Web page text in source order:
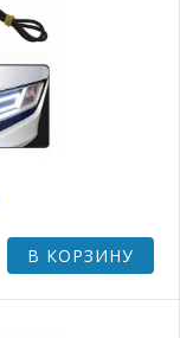
В КОРЗИНУ